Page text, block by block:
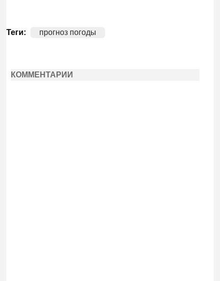
Теги: прогноз погоды
КОММЕНТАРИИ